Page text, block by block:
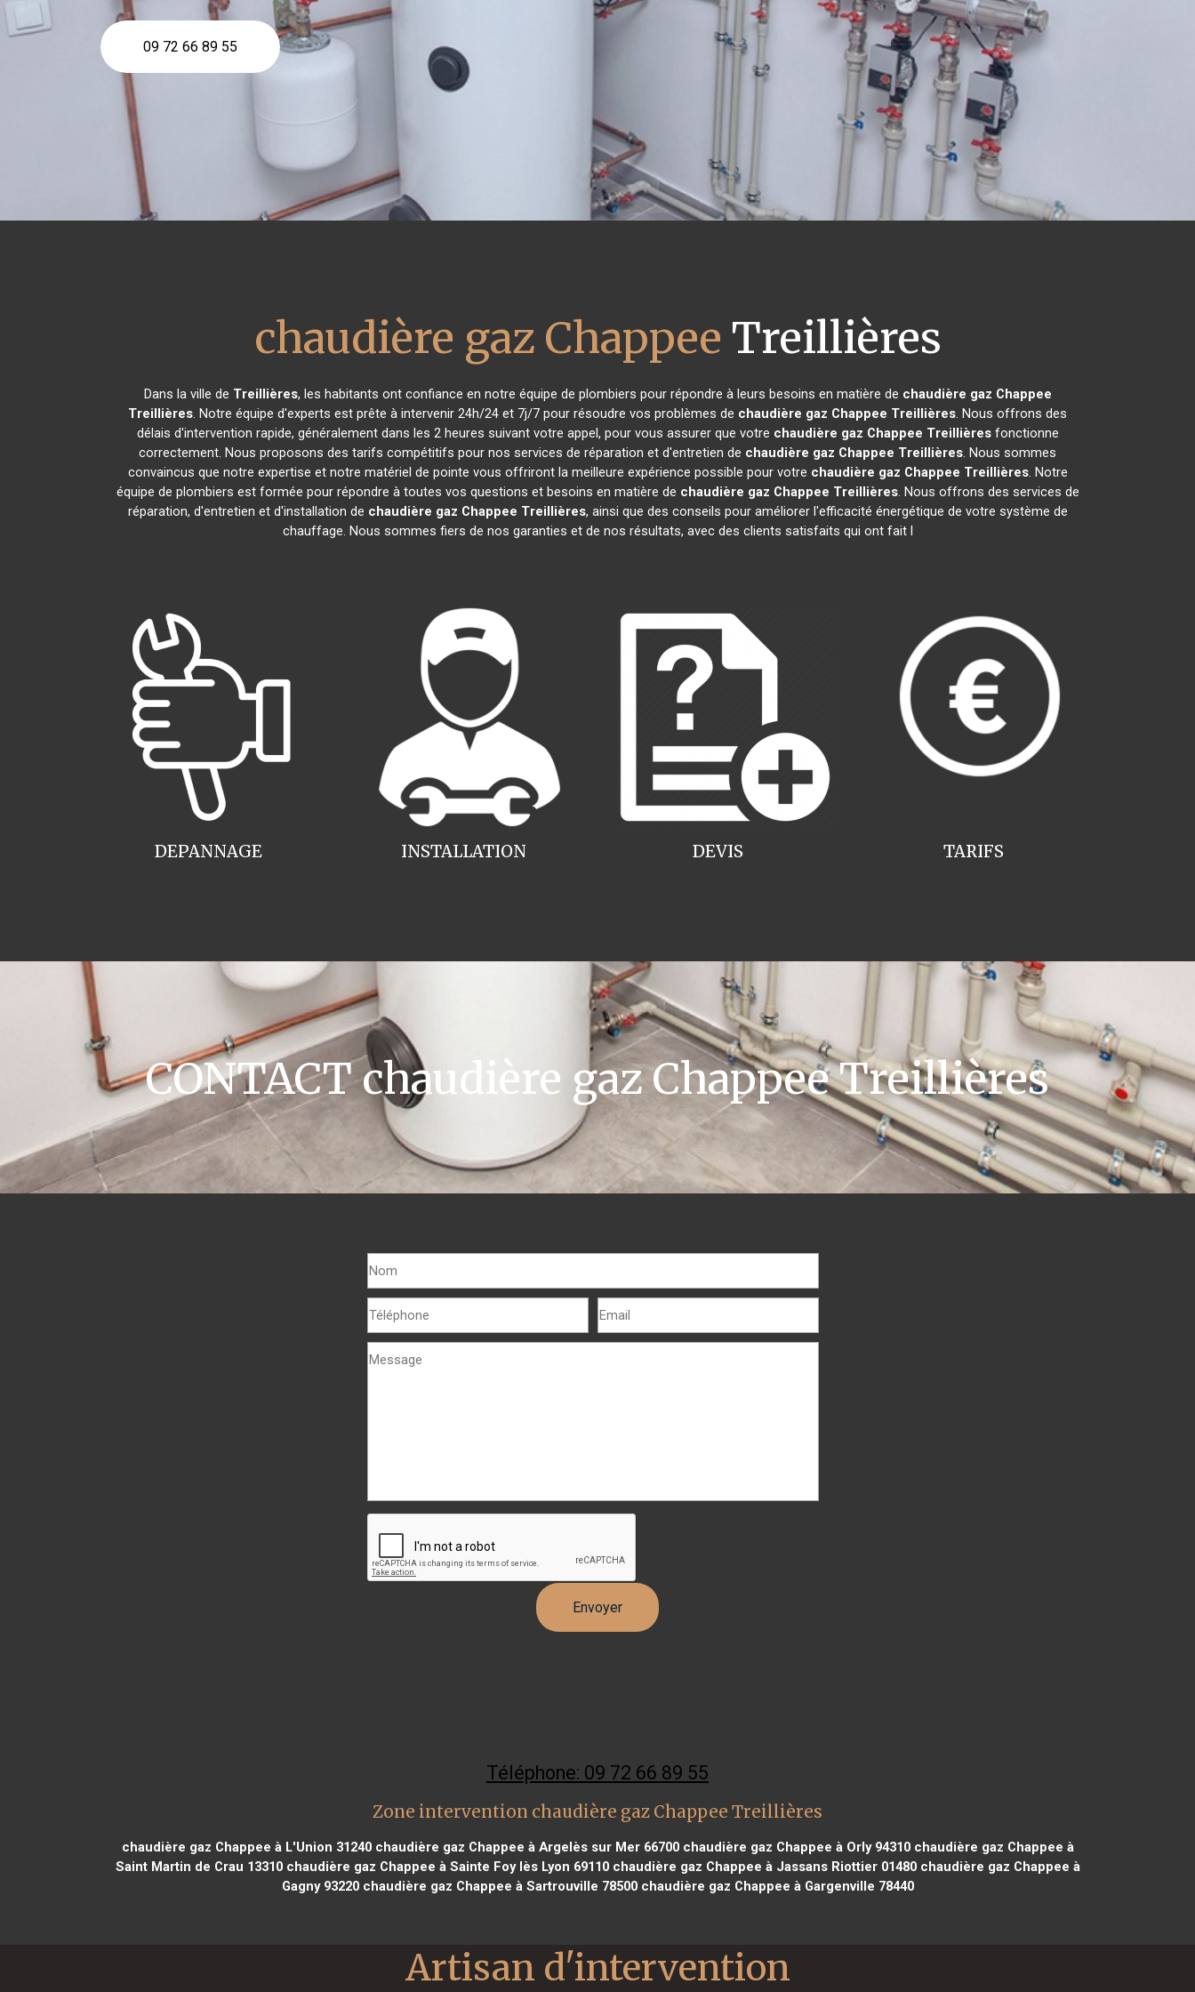
09 72 66 89 55
chaudière gaz Chappee Treillières
Dans la ville de Treillières, les habitants ont confiance en notre équipe de plombiers pour répondre à leurs besoins en matière de chaudière gaz Chappee
Treillières. Notre équipe d'experts est prête à intervenir 24h/24 et 7j/7 pour résoudre vos problèmes de chaudière gaz Chappee Treillières. Nous offrons des
délais d'intervention rapide, généralement dans les 2 heures suivant votre appel, pour vous assurer que votre chaudière gaz Chappee Treillièresfonctionne
correctement. Nous proposons des tarifs compétitifs pour nos services de réparation et d'entretien de chaudière gaz Chappee Treillières. Nous sommes
convaincus que notre expertise et notre matériel de pointe vous offriront la meilleure expérience possible pour votre chaudière gaz Chappee Treillières. Notre
équipe de plombiers est formée pour répondre à toutes vos questions et besoins en matière de chaudière gaz Chappee Treillières. Nous offrons des services de
réparation, d'entretien et d'installation de chaudière gaz Chappee Treillières, ainsi que des conseils pour améliorer l'efficacité énergétique de votre système de
chauffage. Nous sommes fiers de nos garanties et de nos résultats, avec des clients satisfaits qui ont fait l
INSTALLATION
DEPANNAGE TARIFS
DEVIS
CONTACT chaudière gaz Chappee Treillières
Téléphone: 09 72 66 89 55
Zone intervention chaudière gaz Chappee Treillières
chaudière gaz Chappee à L'Union 31240chaudière gaz Chappee à Argelès sur Mer 66700chaudière gaz Chappee à Orly 94310chaudière gaz Chappee à
Saint Martin de Crau 13310chaudière gaz Chappee à Sainte Foy lès Lyon 69110chaudière gaz Chappee à Jassans Riottier 01480chaudière gaz Chappee à
Gagny 93220chaudière gaz Chappee à Sartrouville 78500chaudière gaz Chappee à Gargenville 78440
Artisan d'intervention